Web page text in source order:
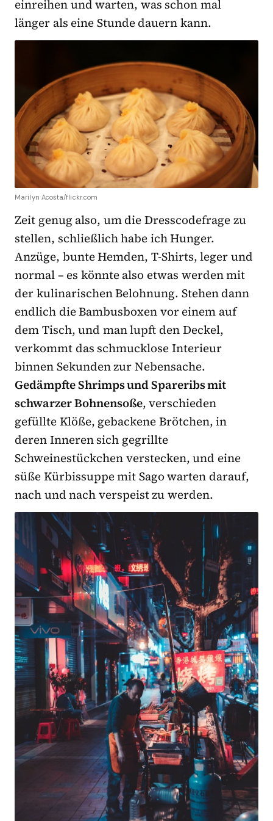
einreihen und warten, was schon mal
länger als eine Stunde dauern kann.
Marilyn Acosta/flickr.com
Zeit genug also, um die Dresscodefrage zu
stellen, schließlich habe ich Hunger.
Anzüge, bunte Hemden, T-Shirts, leger und
normal – es könnte also etwas werden mit
der kulinarischen Belohnung. Stehen dann
endlich die Bambusboxen vor einem auf
dem Tisch, und man lupft den Deckel,
verkommt das schmucklose Interieur
binnen Sekunden zur Nebensache.
Gedämpfte Shrimps und Spareribs mit
schwarzer Bohnensoße, verschieden
gefüllte Klöße, gebackene Brötchen, in
deren Inneren sich gegrillte
Schweinestückchen verstecken, und eine
süße Kürbissuppe mit Sago warten darauf,
nach und nach verspeist zu werden.